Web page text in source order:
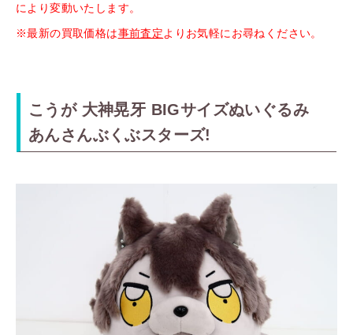
により変動いたします。
※最新の買取価格は事前査定よりお気軽にお尋ねください。
こうが 大神晃牙 BIGサイズぬいぐるみ
あんさんぶくぶスターズ!